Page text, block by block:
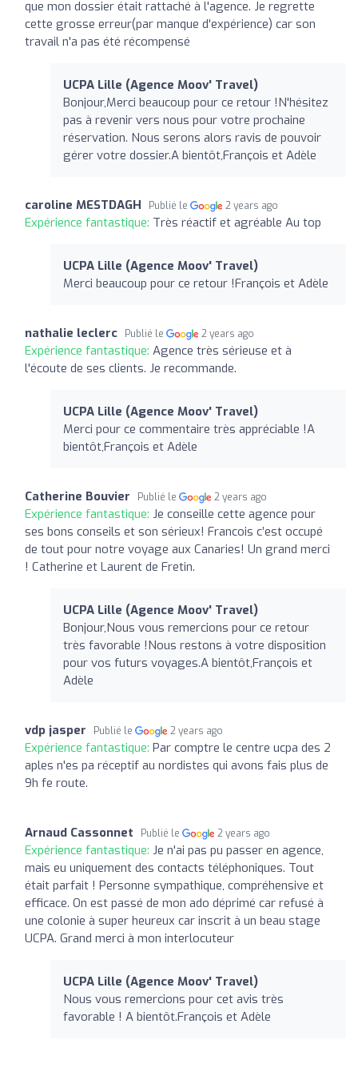
que mon dossier était rattaché à l'agence. Je regrette
cette grosse erreur(par manque d'expérience) car son
travail n'a pas été récompensé
UCPA Lille (Agence Moov' Travel)
Bonjour,Merci beaucoup pour ce retour !N'hésitez
pas à revenir vers nous pour votre prochaine
réservation. Nous serons alors ravis de pouvoir
gérer votre dossier.A bientôt,François et Adèle
caroline MESTDAGH Publié le 2 years ago
Expérience fantastique: Très réactif et agréable Au top
UCPA Lille (Agence Moov' Travel)
Merci beaucoup pour ce retour !François et Adèle
nathalie leclerc Publié le 2 years ago
Expérience fantastique: Agence très sérieuse et à
l'écoute de ses clients. Je recommande.
UCPA Lille (Agence Moov' Travel)
Merci pour ce commentaire très appréciable !A
bientôt,François et Adèle
Catherine Bouvier Publié le 2 years ago
Expérience fantastique: Je conseille cette agence pour
ses bons conseils et son sérieux! Francois c’est occupé
de tout pour notre voyage aux Canaries! Un grand merci
! Catherine et Laurent de Fretin.
UCPA Lille (Agence Moov' Travel)
Bonjour,Nous vous remercions pour ce retour
très favorable !Nous restons à votre disposition
pour vos futurs voyages.A bientôt,François et
Adèle
vdp jasper Publié le 2 years ago
Expérience fantastique: Par comptre le centre ucpa des 2
aples n'es pa réceptif au nordistes qui avons fais plus de
9h fe route.
Arnaud Cassonnet Publié le 2 years ago
Expérience fantastique: Je n'ai pas pu passer en agence,
mais eu uniquement des contacts téléphoniques. Tout
était parfait ! Personne sympathique, compréhensive et
efficace. On est passé de mon ado déprimé car refusé à
une colonie à super heureux car inscrit à un beau stage
UCPA. Grand merci à mon interlocuteur
UCPA Lille (Agence Moov' Travel)
Nous vous remercions pour cet avis très
favorable ! A bientôt.François et Adèle